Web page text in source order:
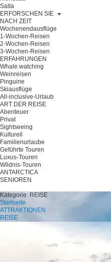
Salta
ERFORSCHEN SIE
NACH ZEIT
Wochenendausflüge
1-Wochen-Reisen
2-Wochen-Reisen
3-Wochen-Reisen
ERFAHRUNGEN
Whale watching
Weinreisen
Pinguine
Skiausflüge
All-inclusive-Urlaub
ART DER REISE
Abenteuer
Privat
Sightseeing
Kulturell
Familienurlaube
Geführte Touren
Luxus-Touren
Wildnis-Touren
ANTARCTICA
SENIOREN
Kategorie: REISE
Startseite
ATTRAKTIONEN
REISE